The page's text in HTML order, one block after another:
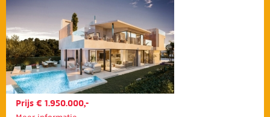
Prijs € 1.950.000,-